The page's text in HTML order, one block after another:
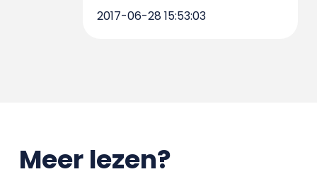
2017-06-28 15:53:03
Meer lezen?